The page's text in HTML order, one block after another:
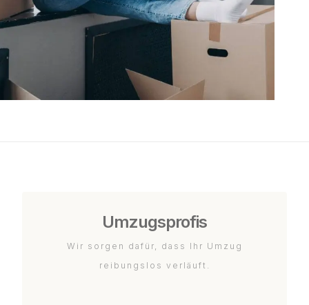
Umzugsprofis
Wir sorgen dafür, dass Ihr Umzug
reibungslos verläuft.